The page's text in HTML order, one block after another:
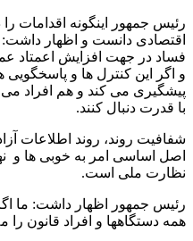
رئیس جمهور اینگونه اقدامات
اقتصادی دانست و اظهار داشت:
فساد در جهت افزایش اعمتاد
و اگر این کنترل ها و پاسخگویی
پیشگیری می کند و هم افراد می
با قدرت دنبال کنند.
شفافیت روند، روند اطلاعات
اصل اساسی امر به خوبی ها و
نظارت ملی است.
رئیس جمهور اظهار داشت: ما
همه دستگاهها و افراد قانون را